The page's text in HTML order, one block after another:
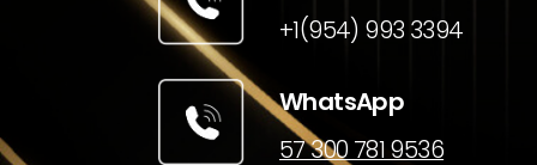
+1(954) 993 3394
WhatsApp
57 300 781 9536